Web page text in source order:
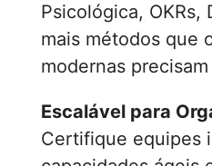
Psicológica, OKRs,
mais métodos que
modernas precisam
Escalável para
Certifique equipes